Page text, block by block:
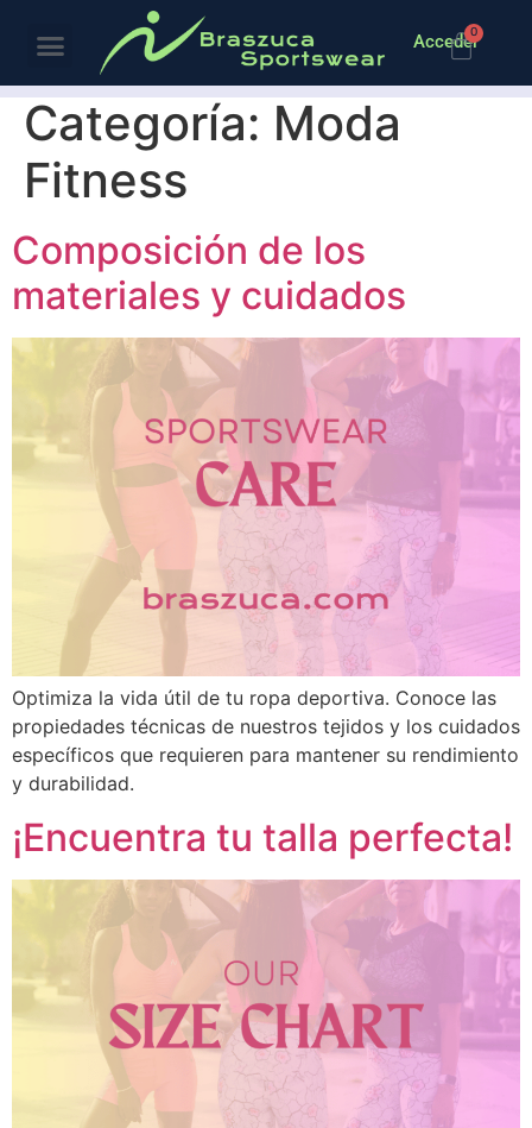
Acceder
0
Categoría: Moda
Fitness
Composición de los
materiales y cuidados
Optimiza la vida útil de tu ropa deportiva. Conoce las
propiedades técnicas de nuestros tejidos y los cuidados
específicos que requieren para mantener su rendimiento
y durabilidad.
¡Encuentra tu talla perfecta!